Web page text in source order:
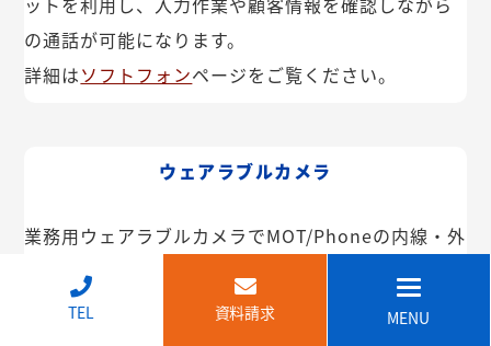
の通話が可能になります。
詳細はソフトフォンページをご覧ください。
ウェアラブルカメラ
業務用ウェアラブルカメラでMOT/Phoneの内線・外
線が利用できます。インカム機能や映像共有なども
可能。IP68で防塵・防水で建設現場などでも安心し
TEL 資料請求 MENU